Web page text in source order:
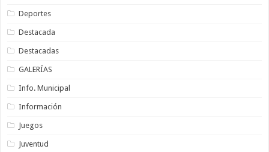
Deportes
Destacada
Destacadas
GALERÍAS
Info. Municipal
Información
Juegos
Juventud